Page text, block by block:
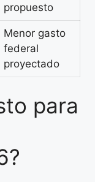
propuesto
Menor gasto
federal
proyectado
para